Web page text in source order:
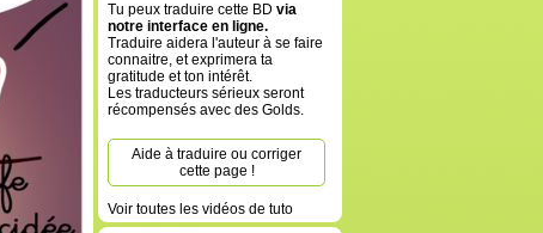
Tu peux traduire cette BD via
notre interface en ligne.
Traduire aidera l'auteur à se faire
connaitre, et exprimera ta
gratitude et ton intérêt.
Les traducteurs sérieux seront
récompensés avec des Golds.
Aide à traduire ou corriger
cette page !
Voir toutes les vidéos de tuto